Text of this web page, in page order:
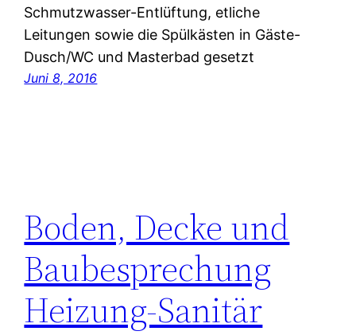
Schmutzwasser-Entlüftung, etliche
Leitungen sowie die Spülkästen in Gäste-
Dusch/WC und Masterbad gesetzt
Juni 8, 2016
Boden, Decke und
Baubesprechung
Heizung-Sanitär